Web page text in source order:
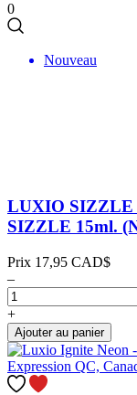
0
Nouveau
LUXIO SIZZLE
SIZZLE 15ml.
Prix 17,95 CAD$
–
+
Ajouter au panier